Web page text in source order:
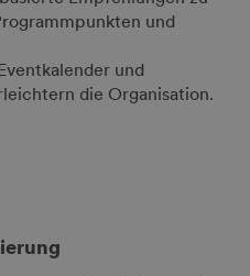
und
und
die Organisation.